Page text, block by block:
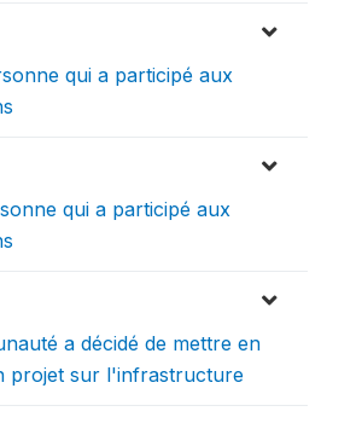
qui a participé aux
qui a participé aux
a décidé de mettre en
projet sur l'infrastructure